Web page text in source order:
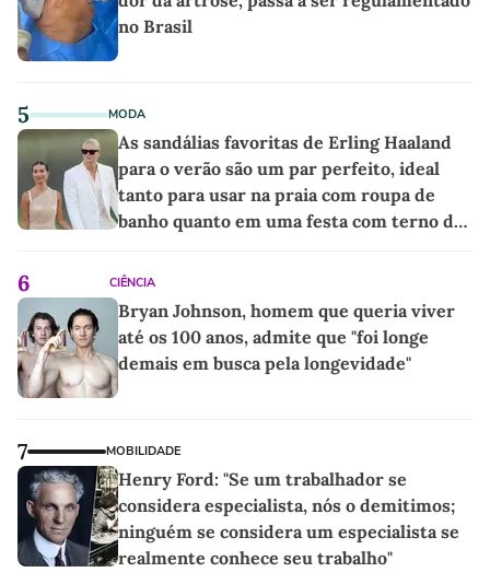
no Brasil
5 MODA
As sandálias favoritas de Erling Haaland
para o verão são um par perfeito, ideal
tanto para usar na praia com roupa de
banho quanto em uma festa com terno de
6 CIÊNCIA
Bryan Johnson, homem que queria viver
até os 100 anos, admite que "foi longe
demais em busca pela longevidade"
7 MOBILIDADE
Henry Ford: "Se um trabalhador se
considera especialista, nós o demitimos;
ninguém se considera um especialista se
realmente conhece seu trabalho"